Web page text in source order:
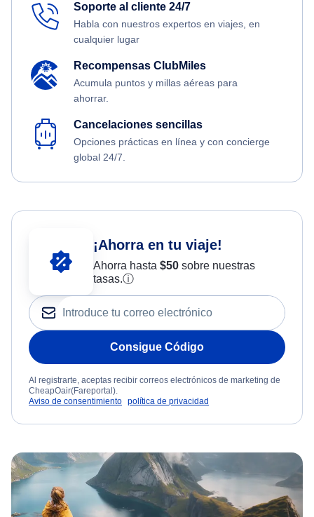
Soporte al cliente 24/7
Habla con nuestros expertos en viajes, en
cualquier lugar
Recompensas ClubMiles
Acumula puntos y millas aéreas para
ahorrar.
Cancelaciones sencillas
Opciones prácticas en línea y con concierge
global 24/7.
¡Ahorra en tu viaje!
Ahorra hasta $50sobre nuestras
tasas.ⓘ
Consigue Código
Al registrarte, aceptas recibir correos electrónicos de marketing de
CheapOair(Fareportal).
Aviso de consentimiento política de privacidad